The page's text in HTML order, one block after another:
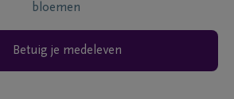
bloemen
Betuig je medeleven